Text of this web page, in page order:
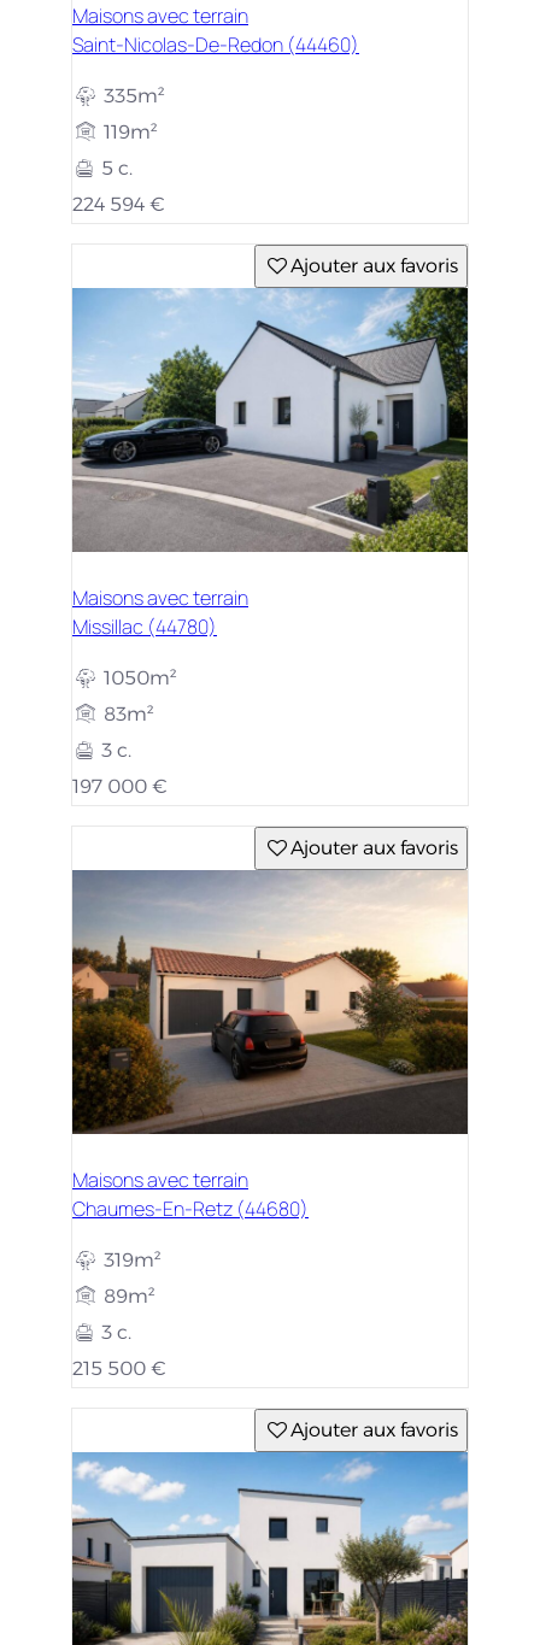
Maisons avec terrain
Saint-Nicolas-De-Redon (44460)
335m²
119m²
5 c.
224 594 €
Ajouter aux favoris
Maisons avec terrain
Missillac (44780)
1050m²
83m²
3 c.
197 000 €
Ajouter aux favoris
Maisons avec terrain
Chaumes-En-Retz (44680)
319m²
89m²
3 c.
215 500 €
Ajouter aux favoris